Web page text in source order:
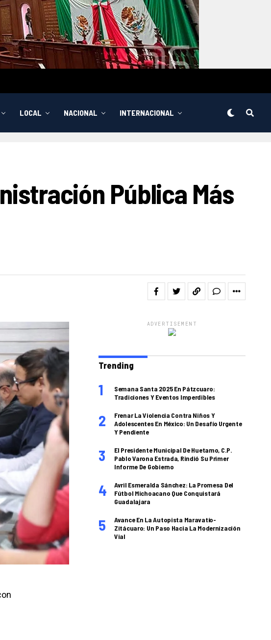
LOCAL NACIONAL INTERNACIONAL
Pública Más
ADVERTISEMENT
Trending
Semana Santa 2025 En Pátzcuaro:
Tradiciones Y Eventos Imperdibles
Frenar La Violencia Contra Niños Y
Adolescentes En México: Un Desafío Urgente
Y Pendiente
El Presidente Municipal De Huetamo, C.P.
Pablo Varona Estrada, Rindió Su Primer
Informe De Gobierno
Avril Esmeralda Sánchez: La Promesa Del
Fútbol Michoacano Que Conquistará
Guadalajara
Avance En La Autopista Maravatío-
Zitácuaro: Un Paso Hacia La Modernización
Vial